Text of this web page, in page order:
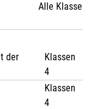
Alle Klassen
der
Klassen
4
Klassen
4